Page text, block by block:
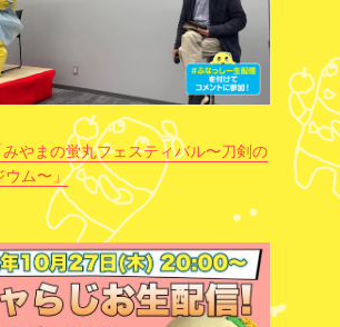
みやまの蛍丸フェスティバル〜刀剣の
ウム〜」